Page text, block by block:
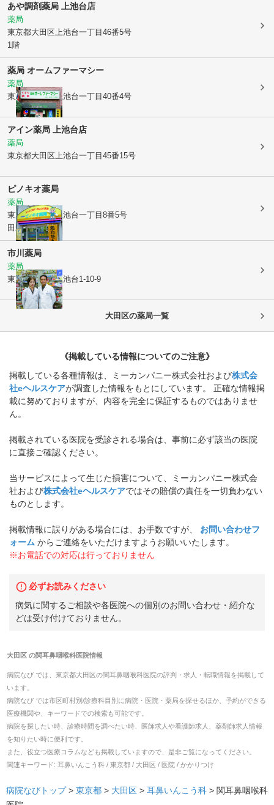
あや調剤薬局 上池台店
薬局
東京都大田区 上池台一丁目46番5号
1階
薬局 オームファーマシー
薬局
東京都大田区上池台一丁目40番4号
アイン薬局 上池台店
薬局
東京都大田区 上池台一丁目45番15号
ピノキオ薬局
薬局
東京都大田区上池台一丁目8番5号
田邉ビル
市川薬局
薬局
東京都大田区上池台1-10-9
大田区の薬局一覧
《掲載している情報についてのご注意》
掲載している各種情報は、ミーカンパニー株式会社および株式会
社eヘルスケアが調査した情報をもとにしています。 正確な情報掲
載に努めておりますが、内容を完全に保証するものではありませ
ん。
掲載されている医院を受診される場合は、事前に必ず該当の医院
に直接ご確認ください。
当サービスによって生じた損害について、ミーカンパニー株式会
社および株式会社eヘルスケアではその賠償の責任を一切負わない
ものとします。
掲載情報に誤りがある場合には、お手数ですが、
お問い合わせフ
ォーム からご連絡をいただけますようお願いいたします。
※お電話での対応は行っておりません
必ずお読みください
病気に関するご相談や各医院への個別のお問い合わせ・紹介な
どは受け付けておりません。
大田区の関耳鼻咽喉科医院情報
病院なび では、 東京都大田区の関耳鼻咽喉科医院の評判・求人・転職情報を掲載して
います。
病院なび では市区町村別/診療科目別に病院・医院・薬局を探せるほか、予約ができる
医療機関や、キーワードでの検索も可能です。
病院を探したい時、診療時間を調べたい時、医師求人や看護師求人、薬剤師求人情報
を知りたい時に便利です。
また、役立つ医療コラムなども掲載していますので、是非ご覧になってください。
関連キーワード: 耳鼻いんこう科 / 東京都 / 大田区 / 医院 / かかりつけ
病院なびトップ > 東京都 > 大田区 > 耳鼻いんこう科 > 関耳鼻咽喉科